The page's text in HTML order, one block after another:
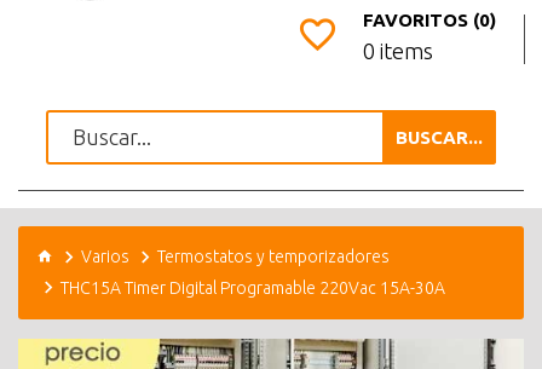
FAVORITOS (0)
0 items
BUSCAR...
Varios
Termostatos y temporizadores
THC15A Timer Digital Programable 220Vac 15A-30A